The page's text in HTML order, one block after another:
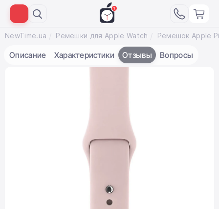
NewTime.ua Ремешки для Apple Watch
Описание Характеристики Отзывы Вопросы